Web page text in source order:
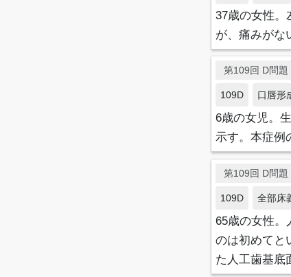
37歳の女性。
が、痛みがな
第109回 D問
109D 口唇形
6歳の女児。
示す。本症例
第109回 D問
109D 全部床
65歳の女性。
のは初めてと
た人工歯基底